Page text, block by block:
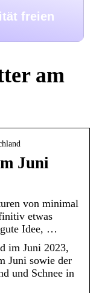
freien
am
Juni
von minimal
etwas
Idee, …
im Juni 2023,
Juni sowie der
und Schnee in